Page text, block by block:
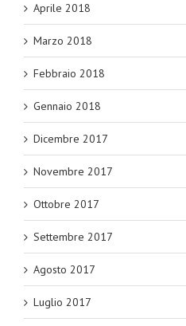
Aprile 2018
Marzo 2018
Febbraio 2018
Gennaio 2018
Dicembre 2017
Novembre 2017
Ottobre 2017
Settembre 2017
Agosto 2017
Luglio 2017